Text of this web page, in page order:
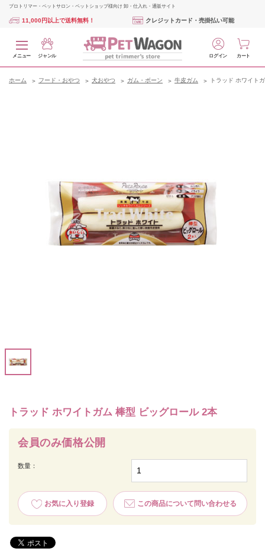
プロトリマー・ペットサロン・ペットショップ様向け 卸・仕入れ・通販サイト
11,000円以上で送料無料！ クレジットカード・売掛払い可能
メニュー ジャンル ログイン カート
ホーム フード・おやつ 犬おやつ ガム・ボーン 牛皮ガム トラッド ホワイト
トラッド ホワイトガム 棒型 ビッグロール 2本
会員のみ価格公開
数量：
お気に入り登録 この商品について問い合わせる